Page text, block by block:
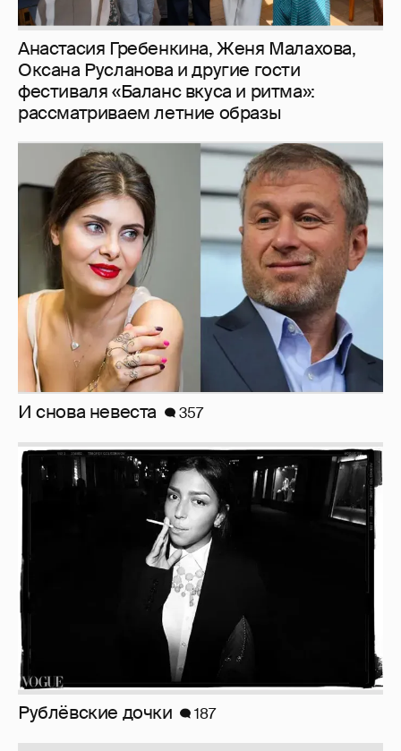
И снова невеста 357
Рублёвские дочки 187